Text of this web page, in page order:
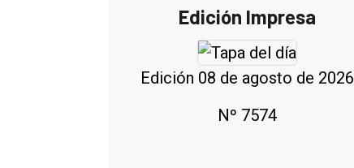
Edición Impresa
Edición 08 de agosto de 2026
Nº 7574